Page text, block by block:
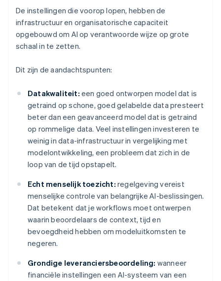
De instellingen die voorop lopen, hebben de
infrastructuur en organisatorische capaciteit
opgebouwd om AI op verantwoorde wijze op grote
schaal in te zetten.
Dit zijn de aandachtspunten:
Datakwaliteit: een goed ontworpen model dat is
getraind op schone, goed gelabelde data presteert
beter dan een geavanceerd model dat is getraind
op rommelige data. Veel instellingen investeren te
weinig in data-infrastructuur in vergelijking met
modelontwikkeling, een probleem dat zich in de
loop van de tijd opstapelt.
Echt menselijk toezicht: regelgeving vereist
menselijke controle van belangrijke AI-beslissingen.
Dat betekent dat je workflows moet ontwerpen
waarin beoordelaars de context, tijd en
bevoegdheid hebben om modeluitkomsten te
negeren.
Grondige leveranciersbeoordeling: wanneer
financiële instellingen een AI-systeem van een